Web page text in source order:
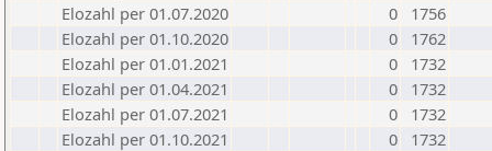
Elozahl per 01.07.2020
0
1756
Elozahl per 01.10.2020
0
1762
Elozahl per 01.01.2021
0
1732
Elozahl per 01.04.2021
0
1732
Elozahl per 01.07.2021
0
1732
Elozahl per 01.10.2021
0
1732